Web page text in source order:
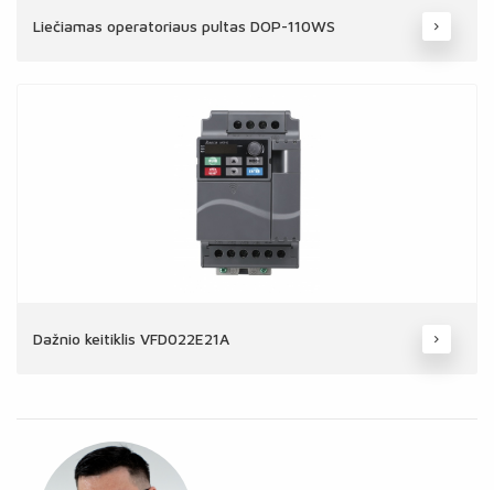
Liečiamas operatoriaus pultas DOP-110WS
Dažnio keitiklis VFD022E21A